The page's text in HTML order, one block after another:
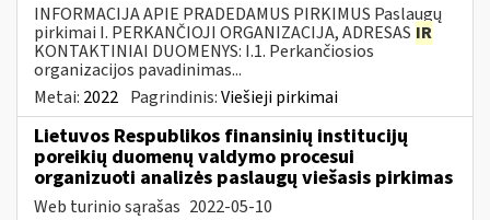
INFORMACIJA APIE PRADEDAMUS PIRKIMUS Paslaugų
pirkimai I. PERKANČIOJI ORGANIZACIJA, ADRESAS IR
KONTAKTINIAI DUOMENYS: I.1. Perkančiosios
organizacijos pavadinimas...
Metai: 2022 Pagrindinis:Viešieji pirkimai
Lietuvos Respublikos finansinių institucijų
poreikių duomenų valdymo procesui
organizuoti analizės paslaugų viešasis pirkimas
Web turinio sąrašas 2022-05-10